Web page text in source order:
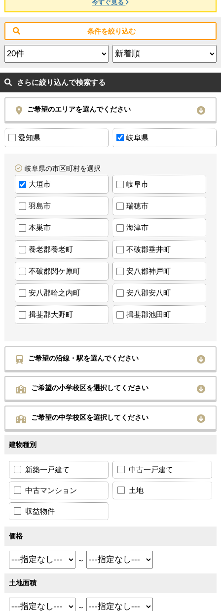
今すぐ見る
条件を絞り込む
さらに絞り込んで検索する
ご希望のエリアを選んでください
愛知県 岐阜県
岐阜県の市区町村を選択
大垣市 岐阜市
羽島市 瑞穂市
本巣市 海津市
養老郡養老町 不破郡垂井町
不破郡関ケ原町 安八郡神戸町
安八郡輪之内町 安八郡安八町
揖斐郡大野町 揖斐郡池田町
ご希望の沿線・駅を選んでください
ご希望の小学校区を選択してください
ご希望の中学校区を選択してください
建物種別
新築一戸建て 中古一戸建て
中古マンション 土地
収益物件
価格
～
土地面積
～